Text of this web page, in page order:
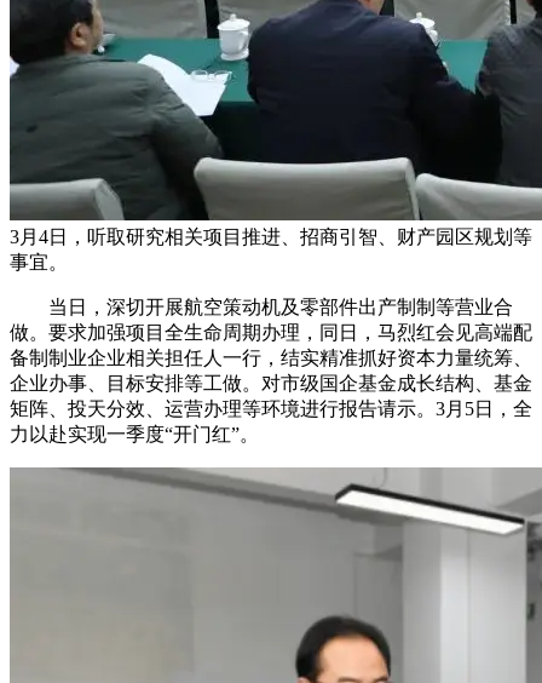
3月4日，听取研究相关项目推进、招商引智、财产园区规划等
事宜。
当日，深切开展航空策动机及零部件出产制制等营业合
做。要求加强项目全生命周期办理，同日，马烈红会见高端配
备制制业企业相关担任人一行，结实精准抓好资本力量统筹、
企业办事、目标安排等工做。对市级国企基金成长结构、基金
矩阵、投天分效、运营办理等环境进行报告请示。3月5日，全
力以赴实现一季度“开门红”。